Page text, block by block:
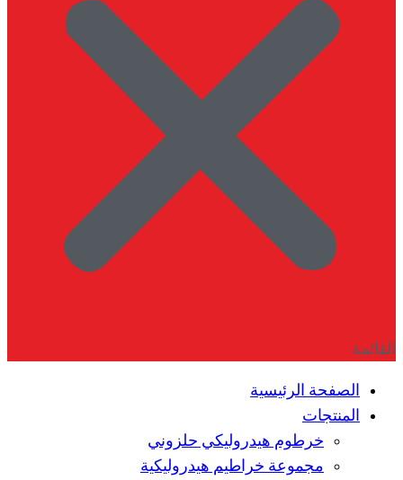
القائمة
الصفحة الرئيسية
المنتجات
خرطوم هيدروليكي حلزوني
مجموعة خراطيم هيدروليكية